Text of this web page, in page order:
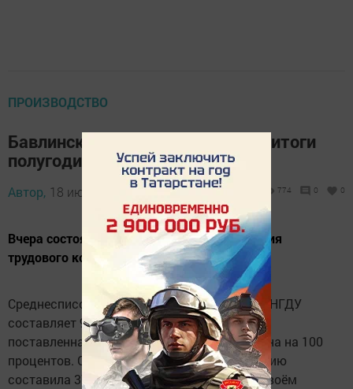
ПРОИЗВОДСТВО
Бавлинские нефтяники подвели итоги
полугодия
Автор, 18 июля 2014 - 12:44 774 0 0
Вчера состоялась профсоюзная конференция
трудового коллектива НГДУ «Бавлынефть».
Среднесписочная численность работников НГДУ
составляет 919 человек. Задача по добыче,
поставленная перед коллективом, выполнена на 100
процентов. Средняя зарплата по предприятию
составила 37791 рубль. Об этом сказал в своём